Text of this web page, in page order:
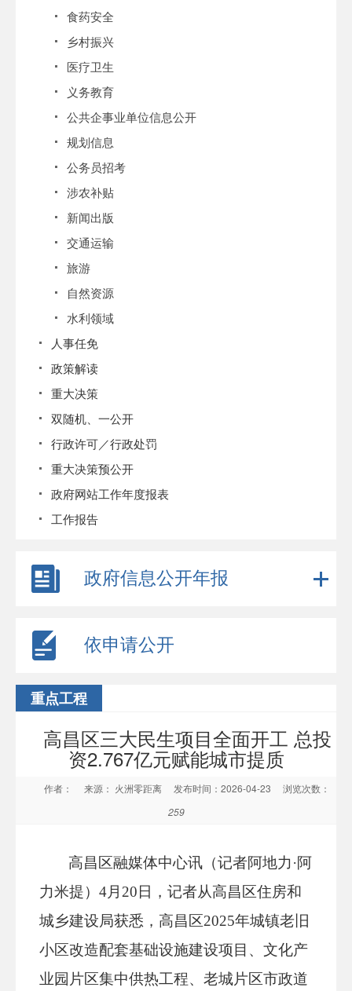
食药安全
乡村振兴
医疗卫生
义务教育
公共企事业单位信息公开
规划信息
公务员招考
涉农补贴
新闻出版
交通运输
旅游
自然资源
水利领域
人事任免
政策解读
重大决策
双随机、一公开
行政许可／行政处罚
重大决策预公开
政府网站工作年度报表
工作报告
政府信息公开年报
依申请公开
重点工程
高昌区三大民生项目全面开工 总投
资2.767亿元赋能城市提质
作者： 来源： 火洲零距离 发布时间：2026-04-23
浏览次数：
259
高昌区融媒体中心讯（记者阿地力·阿
力米提） 4月20日，记者从高昌区住房和
城乡建设局获悉，高昌区2025年城镇老旧
小区改造配套基础设施建设项目、文化产
业园片区集中供热工程、老城片区市政道